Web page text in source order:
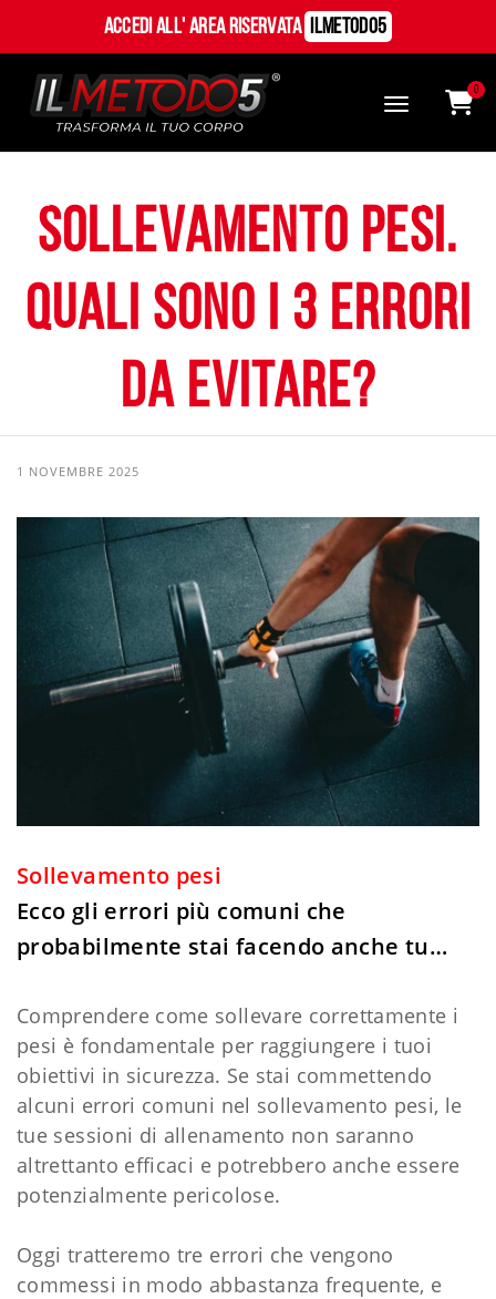
Accedi all' Area Riservata ILMetodo5
0
Sollevamento pesi.
Quali sono i 3 errori
da evitare?
1 NOVEMBRE 2025
Sollevamento pesi
Ecco gli errori più comuni che
probabilmente stai facendo anche tu…
Comprendere come sollevare correttamente i
pesi è fondamentale per raggiungere i tuoi
obiettivi in sicurezza. Se stai commettendo
alcuni errori comuni nel sollevamento pesi, le
tue sessioni di allenamento non saranno
altrettanto efficaci e potrebbero anche essere
potenzialmente pericolose.
Oggi tratteremo tre errori che vengono
commessi in modo abbastanza frequente, e